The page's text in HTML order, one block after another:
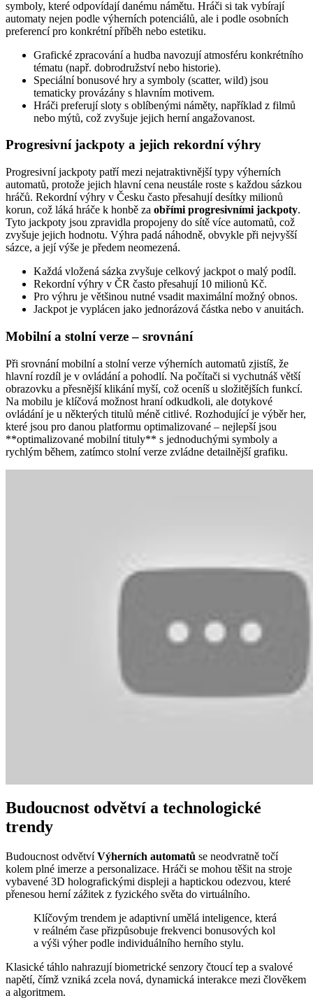
symboly, které odpovídají danému námětu. Hráči si tak vybírají
automaty nejen podle výherních potenciálů, ale i podle osobních
preferencí pro konkrétní příběh nebo estetiku.
Grafické zpracování a hudba navozují atmosféru konkrétního
tématu (např. dobrodružství nebo historie).
Speciální bonusové hry a symboly (scatter, wild) jsou
tematicky provázány s hlavním motivem.
Hráči preferují sloty s oblíbenými náměty, například z filmů
nebo mýtů, což zvyšuje jejich herní angažovanost.
Progresivní jackpoty a jejich rekordní výhry
Progresivní jackpoty patří mezi nejatraktivnější typy výherních
automatů, protože jejich hlavní cena neustále roste s každou sázkou
hráčů. Rekordní výhry v Česku často přesahují desítky milionů
korun, což láká hráče k honbě za obřími progresivními jackpoty.
Tyto jackpoty jsou zpravidla propojeny do sítě více automatů, což
zvyšuje jejich hodnotu. Výhra padá náhodně, obvykle při nejvyšší
sázce, a její výše je předem neomezená.
Každá vložená sázka zvyšuje celkový jackpot o malý podíl.
Rekordní výhry v ČR často přesahují 10 milionů Kč.
Pro výhru je většinou nutné vsadit maximální možný obnos.
Jackpot je vyplácen jako jednorázová částka nebo v anuitách.
Mobilní a stolní verze – srovnání
Při srovnání mobilní a stolní verze výherních automatů zjistíš, že
hlavní rozdíl je v ovládání a pohodlí. Na počítači si vychutnáš větší
obrazovku a přesnější klikání myší, což oceníš u složitějších funkcí.
Na mobilu je klíčová možnost hraní odkudkoli, ale dotykové
ovládání je u některých titulů méně citlivé. Rozhodující je výběr her,
které jsou pro danou platformu optimalizované – nejlepší jsou
**optimalizované mobilní tituly** s jednoduchými symboly a
rychlým během, zatímco stolní verze zvládne detailnější grafiku.
Budoucnost odvětví a technologické
trendy
Budoucnost odvětvíVýherních automatů se neodvratně točí
kolem plné imerze a personalizace. Hráči se mohou těšit na stroje
vybavené 3D holografickými displeji a haptickou odezvou, které
přenesou herní zážitek z fyzického světa do virtuálního.
Klíčovým trendem je adaptivní umělá inteligence, která
v reálném čase přizpůsobuje frekvenci bonusových kol
a výši výher podle individuálního herního stylu.
Klasické táhlo nahrazují biometrické senzory čtoucí tep a svalové
napětí, čímž vzniká zcela nová, dynamická interakce mezi člověkem
a algoritmem.